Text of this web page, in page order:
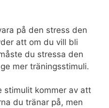
på den stress den
att om du vill bli
du stressa den
mer träningsstimuli.
stimulit kommer av att
du tränar på, men